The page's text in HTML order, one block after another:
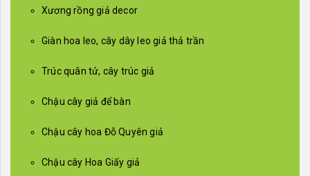
Xương rồng giả decor
Giàn hoa leo, cây dây leo giả thả trần
Trúc quân tử, cây trúc giả
Chậu cây giả để bàn
Chậu cây hoa Đỗ Quyên giả
Chậu cây Hoa Giấy giả